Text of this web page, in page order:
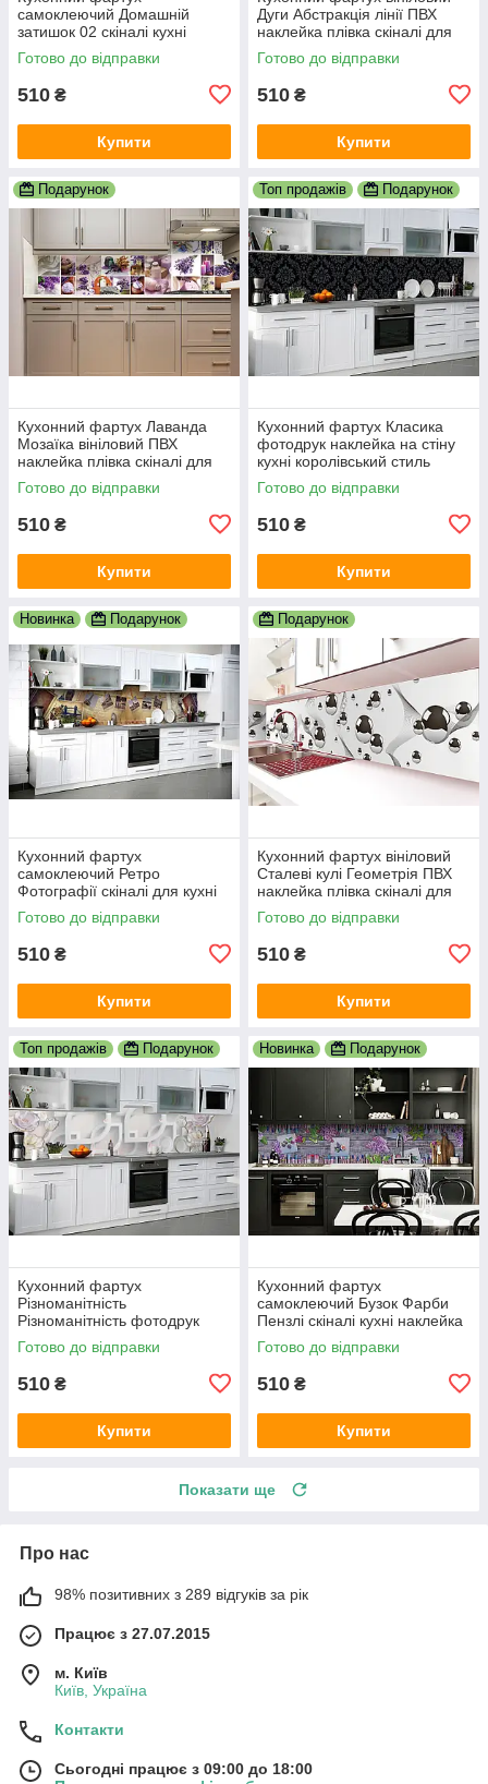
самоклеючий Домашній
затишок 02 скіналі кухні
наклейка ПВХ Париж
Ейфелева вежа 600х2000 мм
Готово до відправки
510 ₴
Купити
Дуги Абстракція лінії ПВХ
наклейка плівка скіналі для
кухні сірий 600х2000 мм
Готово до відправки
510 ₴
Купити
Подарунок
Кухонний фартух Лаванда
Мозаїка вініловий ПВХ
наклейка плівка скіналі для
кухні фіолетовий 600х2000
мм
Готово до відправки
510 ₴
Купити
Топ продажів Подарунок
Кухонний фартух Класика
фотодрук наклейка на стіну
кухні королівський стиль
абстракція 600х2000 мм
Готово до відправки
510 ₴
Купити
Новинка Подарунок
Кухонний фартух
самоклеючий Ретро
Фотографії скіналі для кухні
наклейка ПВХ Вінтаж
бежевий 600х2000 мм
Готово до відправки
510 ₴
Купити
Подарунок
Кухонний фартух вініловий
Сталеві кулі Геометрія ПВХ
наклейка плівка скіналі для
кухні сірий 600х2000 мм
Готово до відправки
510 ₴
Купити
Топ продажів Подарунок
Кухонний фартух
Різноманітність
Різноманітність фотодрук
наклейка на стіну кухні
абстракція 600х2000 мм
Готово до відправки
510 ₴
Купити
Новинка Подарунок
Кухонний фартух
самоклеючий Бузок Фарби
Пензлі скіналі кухні наклейка
ПВХ дошки фіолетовий
600х2000 мм
Готово до відправки
510 ₴
Купити
Показати ще
Про нас
98% позитивних з 289 відгуків за рік
Працює з 27.07.2015
м. Київ
Київ, Україна
Контакти
Сьогодні працює з 09:00 до 18:00